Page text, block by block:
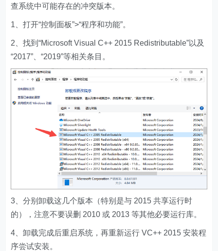
查系统中可能存在的冲突版本。
1、打开“控制面板”>“程序和功能”。
2、找到“Microsoft Visual C++ 2015 Redistributable”以及
“2017”、“2019”等相关条目。
3、分别卸载这几个版本（特别是与 2015 共享运行时
的），注意不要误删 2010 或 2013 等其他必要运行库。
4、卸载完成后重启系统，再重新运行 VC++ 2015 安装程
序尝试安装。